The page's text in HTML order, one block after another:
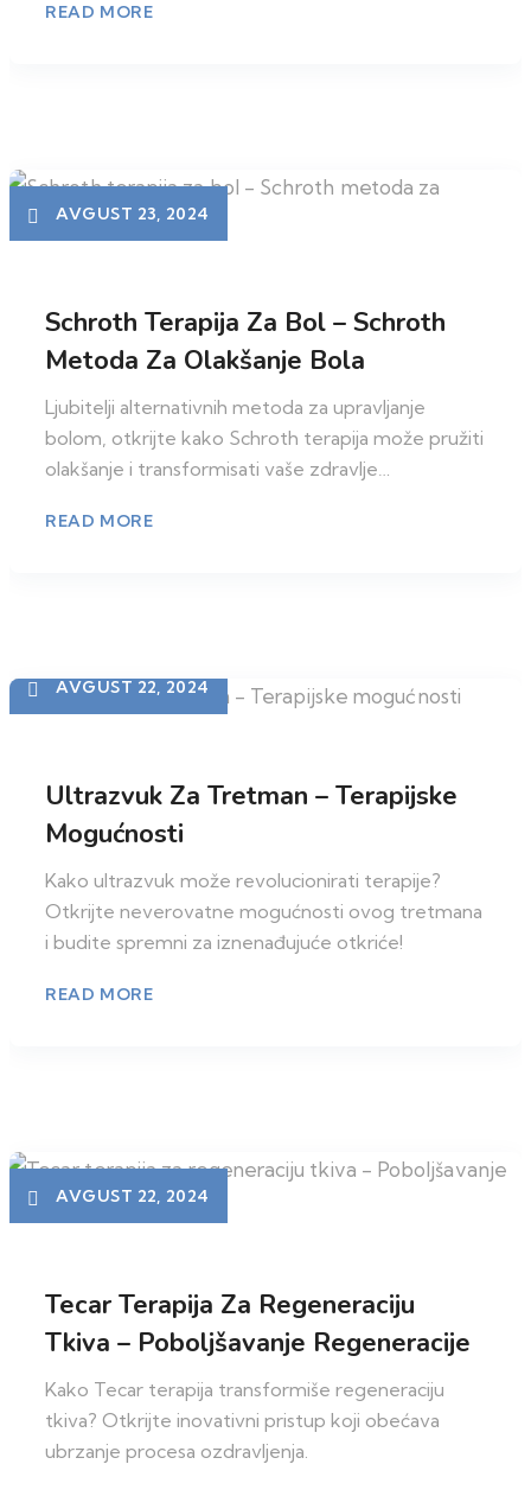
READ MORE
AVGUST 23, 2024
Schroth Terapija Za Bol – Schroth
Metoda Za Olakšanje Bola
Ljubitelji alternativnih metoda za upravljanje
bolom, otkrijte kako Schroth terapija može pružiti
olakšanje i transformisati vaše zdravlje…
READ MORE
AVGUST 22, 2024
Ultrazvuk Za Tretman – Terapijske
Mogućnosti
Kako ultrazvuk može revolucionirati terapije?
Otkrijte neverovatne mogućnosti ovog tretmana
i budite spremni za iznenađujuće otkriće!
READ MORE
AVGUST 22, 2024
Tecar Terapija Za Regeneraciju
Tkiva – Poboljšavanje Regeneracije
Kako Tecar terapija transformiše regeneraciju
tkiva? Otkrijte inovativni pristup koji obećava
ubrzanje procesa ozdravljenja.